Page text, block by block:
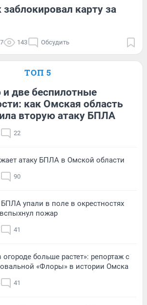
карту за
143 Обсудить
ТОП 5
две беспилотные
как Омская область
вторую атаку БПЛА
22
атаку БПЛА в Омской области
90
упали в поле в окрестностях
пожар
41
огороде больше растет»: репортаж с
«Флоры» в истории Омска
41